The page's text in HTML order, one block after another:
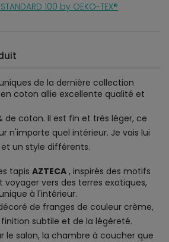
100 by OEKO-TEX®
de la dernière collection
coton allie excellente qualité et
de coton. Il est fin et très léger, ce
n'importe quel intérieur. Je vais lui
un style différents.
tapis AZTECA , inspirés des motifs
voyager vers des terres exotiques,
à l'intérieur.
de franges de couleur crème,
subtile et de la légèreté.
le salon, la chambre à coucher que